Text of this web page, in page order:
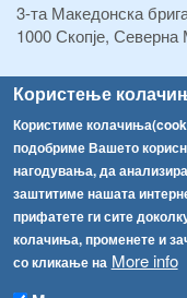
Користење
Користиме
подобриме Вашето
нагодувања, да
заштитиме нашата
прифатете ги сите
колачиња, променете и
со кликање на More info
3-та Македонска
1000 Скопје, Северна
ТЕЛ:+389 2 2457 895
ТЕЛ:+389 2 2457 873
Факс:+389 2 2457 893
Факс:+389 2 2457 871
info@fva.gov.mk
[АХВ-претходна
Соопштенија